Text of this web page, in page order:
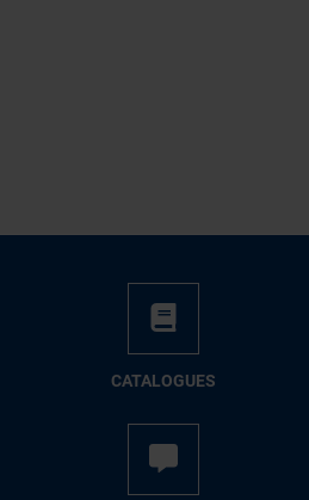
CATALOGUES